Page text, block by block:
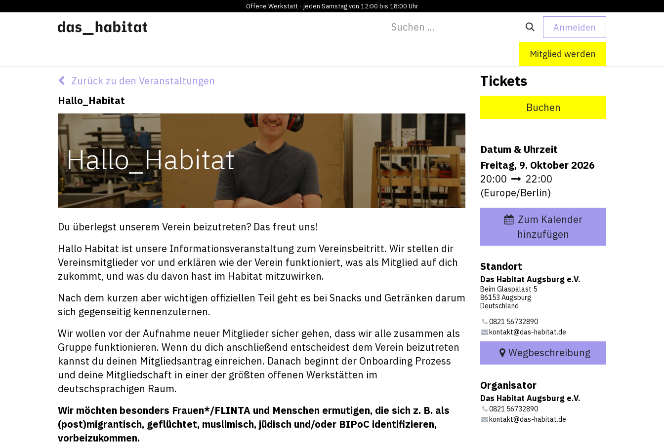
Offene Werkstatt - jeden Samstag von 12:00 bis 18:00 Uhr
Anmelden
Mitglied werden
Zurück zu den Veranstaltungen
Hallo_Habitat
Hallo_Habitat
Du überlegst unserem Verein beizutreten? Das freut uns!
Hallo Habitat ist unsere Informationsveranstaltung zum Vereinsbeitritt. Wir stellen dir
Vereinsmitglieder vor und erklären wie der Verein funktioniert, was als Mitglied auf dich
zukommt, und was du davon hast im Habitat mitzuwirken.
Nach dem kurzen aber wichtigen offiziellen Teil geht es bei Snacks und Getränken darum
sich gegenseitig kennenzulernen.
Wir wollen vor der Aufnahme neuer Mitglieder sicher gehen, dass wir alle zusammen als
Gruppe funktionieren. Wenn du dich anschließend entscheidest dem Verein beizutreten
kannst du deinen Mitgliedsantrag einreichen. Danach beginnt der Onboarding Prozess
und deine Mitgliedschaft in einer der größten offenen Werkstätten im
deutschsprachigen Raum.
Wir möchten besonders Frauen*/FLINTA und Menschen ermutigen, die sich z. B. als
(post)migrantisch, geflüchtet, muslimisch, jüdisch und/oder BIPoC identifizieren,
vorbeizukommen.
Tickets
Buchen
Datum & Uhrzeit
Freitag, 9. Oktober 2026
20:00
22:00
(Europe/Berlin)
Zum Kalender
hinzufügen
Standort
Das Habitat Augsburg e.V.
Beim Glaspalast 5
86153 Augsburg
Deutschland
0821 56732890
kontakt@das-habitat.de
Wegbeschreibung
Organisator
Das Habitat Augsburg e.V.
0821 56732890
kontakt@das-habitat.de